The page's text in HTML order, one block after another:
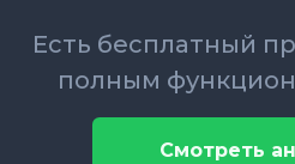
Есть бесплатный
полным
Смотреть